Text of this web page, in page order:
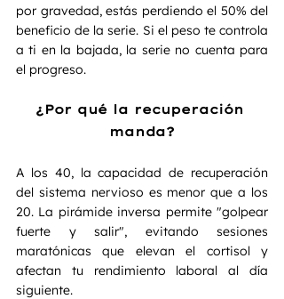
por gravedad, estás perdiendo el 50% del
beneficio de la serie. Si el peso te controla
a ti en la bajada, la serie no cuenta para
el progreso.
¿Por qué la recuperación
manda?
A los 40, la capacidad de recuperación
del sistema nervioso es menor que a los
20. La pirámide inversa permite "golpear
fuerte y salir", evitando sesiones
maratónicas que elevan el cortisol y
afectan tu rendimiento laboral al día
siguiente.